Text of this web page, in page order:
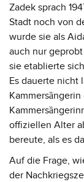
Zadek sprach
Stadt noch von
wurde sie als
auch nur
sie etablierte
Es dauerte nicht
offiziellen Alter
bereute, als es
Auf die Frage,
der